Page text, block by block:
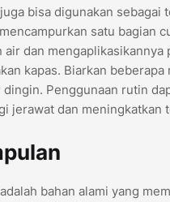
bisa digunakan sebagai
satu bagian
air dan mengaplikasikannya
kapas. Biarkan beberapa
dingin. Penggunaan rutin
jerawat dan meningkatkan
bahan alami yang